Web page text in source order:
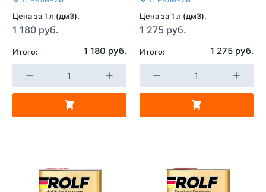
Цена за 1 л (дм3).
1 180 руб.
Итого: 1 180 руб.
Цена за 1 л (дм3).
1 275 руб.
Итого: 1 275 руб.